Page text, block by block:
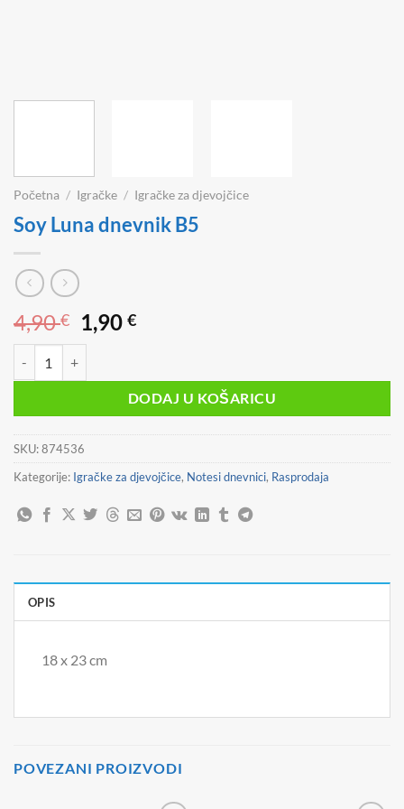
Početna / Igračke / Igračke za djevojčice
Soy Luna dnevnik B5
4,90€
Izvorna
cijena
je:
4,90 €.
1,90€Trenutna
1,90 €.
DODAJ U KOŠARICU
SKU:874536
Kategorije: Igračke za djevojčice, Notesi dnevnici, Rasprodaja
OPIS
18 x 23 cm
POVEZANI PROIZVODI